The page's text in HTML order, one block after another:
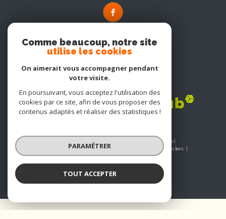
Adhérents
© 2026 | Tous droits réservés | Traduction powered by Google |
Plan du site Mentions légales
Nos liens
Politique RGPD
Cookies
Comme beaucoup, notre site
utilise les cookies
On aimerait vous accompagner pendant
votre visite.
En poursuivant, vous acceptez l'utilisation des
cookies par ce site, afin de vous proposer des
contenus adaptés et réaliser des statistiques !
PARAMÉTRER
TOUT ACCEPTER